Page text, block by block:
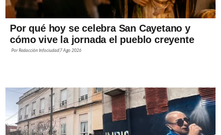
Por qué hoy se celebra San Cayetano y
cómo vive la jornada el pueblo creyente
PorRedacción Infociudad 7 Ago 2026